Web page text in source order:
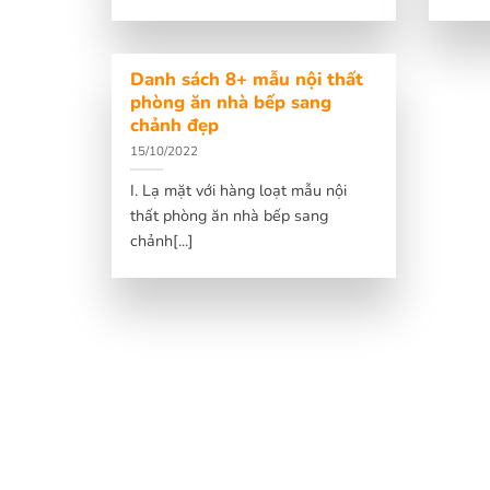
Danh sách 8+ mẫu nội thất
phòng ăn nhà bếp sang
chảnh đẹp
15/10/2022
I. Lạ mặt với hàng loạt mẫu nội
thất phòng ăn nhà bếp sang
chảnh[...]